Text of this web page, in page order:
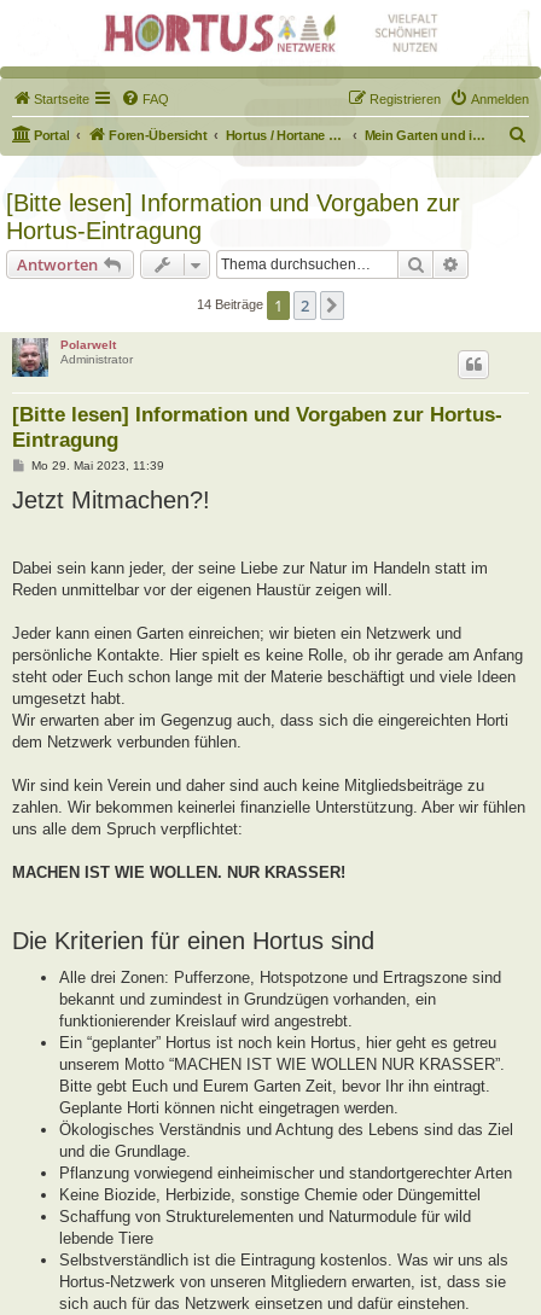
Startseite FAQ Anmelden
Registrieren
Portal Foren-Übersicht Hortus / Hortane Habitate / Garten auf dem Weg Mein Garten und ich!
u
[Bitte lesen] Information und Vorgaben zur
Hortus-Eintragung
Antworten Suche
14 Beiträge 1 2
Polarwelt
Administrator
[Bitte lesen] Information und Vorgaben zur Hortus-
Eintragung
B
i
t
Mo 29. Mai 2023, 11:39
Jetzt Mitmachen?!
Dabei sein kann jeder, der seine Liebe zur Natur im Handeln statt im
Reden unmittelbar vor der eigenen Haustür zeigen will.
Jeder kann einen Garten einreichen; wir bieten ein Netzwerk und
persönliche Kontakte. Hier spielt es keine Rolle, ob ihr gerade am Anfang
steht oder Euch schon lange mit der Materie beschäftigt und viele Ideen
umgesetzt habt.
Wir erwarten aber im Gegenzug auch, dass sich die eingereichten Horti
dem Netzwerk verbunden fühlen.
Wir sind kein Verein und daher sind auch keine Mitgliedsbeiträge zu
zahlen. Wir bekommen keinerlei finanzielle Unterstützung. Aber wir fühlen
uns alle dem Spruch verpflichtet:
MACHEN IST WIE WOLLEN. NUR KRASSER!
Die Kriterien für einen Hortus sind
Alle drei Zonen: Pufferzone, Hotspotzone und Ertragszone sind
bekannt und zumindest in Grundzügen vorhanden, ein
funktionierender Kreislauf wird angestrebt.
Ein “geplanter” Hortus ist noch kein Hortus, hier geht es getreu
unserem Motto “MACHEN IST WIE WOLLEN NUR KRASSER”.
Bitte gebt Euch und Eurem Garten Zeit, bevor Ihr ihn eintragt.
Geplante Horti können nicht eingetragen werden.
Ökologisches Verständnis und Achtung des Lebens sind das Ziel
und die Grundlage.
Pflanzung vorwiegend einheimischer und standortgerechter Arten
Keine Biozide, Herbizide, sonstige Chemie oder Düngemittel
Schaffung von Strukturelementen und Naturmodule für wild
lebende Tiere
Selbstverständlich ist die Eintragung kostenlos. Was wir uns als
Hortus-Netzwerk von unseren Mitgliedern erwarten, ist, dass sie
sich auch für das Netzwerk einsetzen und dafür einstehen.